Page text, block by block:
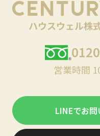
営業時間
LINEでお